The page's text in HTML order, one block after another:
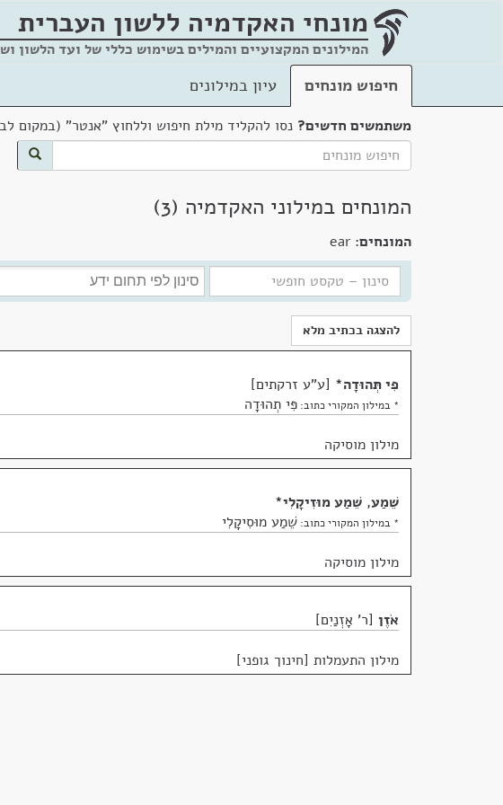
מונחי האקדמיה ללשון העברית
המילונים המקצועיים והמילים בשימוש כללי של ועד הלשון
חיפוש מונחים עיון במילונים
משתמשים חדשים? נסו להקליד מילת חיפוש וללחוץ "אנטר" (במקום
המונחים במילוני האקדמיה (3)
המונחים: ear
להצגה בכתיב מלא
פִּי תְּהוּדָה* ע"ע זרקתים
* במילון המקורי כתוב: פִּי תְהוּדָה
מילון מוסיקה
שֵׁמַע, שֵׁמַע מוּזִיקָלִי*
* במילון המקורי כתוב: שֵׁמַע מוּסִיקָלִי
מילון מוסיקה
אֹזֶן ר' אָזְנַיִם
מילון התעמלות [חינוך גופני]